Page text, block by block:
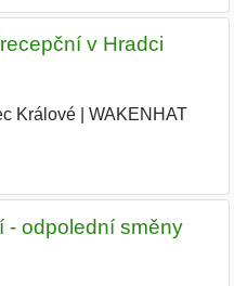
v Hradci
Králové|
WAKENHAT
- odpolední směny